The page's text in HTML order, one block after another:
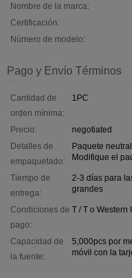
Nombre de la marca:
Certificación:
Número de modelo:
Pago y Envío Términos
Cantidad de
orden mínima:
1PC
Precio:
negotiated
Detalles de
empaquetado:
Paquete
Modifique el
Tiempo de
entrega:
2-3 días para
grandes
Condiciones de
pago:
T / T o Western
Capacidad de
la fuente:
5,000pcs por
móvil con la